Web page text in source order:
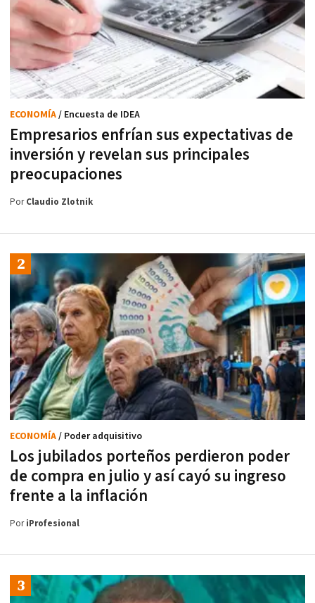
Empresarios enfrían sus expectativas de
inversión y revelan sus principales
preocupaciones
ECONOMÍA/ Encuesta de IDEA
PorClaudio Zlotnik
Los jubilados porteños perdieron poder
de compra en julio y así cayó su ingreso
frente a la inflación
ECONOMÍA/ Poder adquisitivo
PoriProfesional